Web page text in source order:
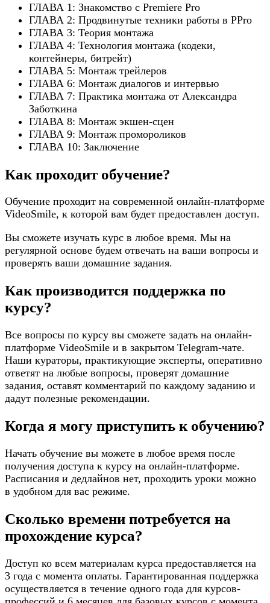
ГЛАВА 1: Знакомство с Premiere Pro
ГЛАВА 2: Продвинутые техники работы в PPro
ГЛАВА 3: Теория монтажа
ГЛАВА 4: Технология монтажа (кодеки,
контейнеры, битрейт)
ГЛАВА 5: Монтаж трейлеров
ГЛАВА 6: Монтаж диалогов и интервью
ГЛАВА 7: Практика монтажа от Александра
Заботкина
ГЛАВА 8: Монтаж экшен-сцен
ГЛАВА 9: Монтаж промороликов
ГЛАВА 10: Заключение
Как проходит обучение?
Обучение проходит на современной онлайн-платформе
VideoSmile, к которой вам будет предоставлен доступ.
Вы сможете изучать курс в любое время. Мы на
регулярной основе будем отвечать на ваши вопросы и
проверять ваши домашние задания.
Как производится поддержка по
курсу?
Все вопросы по курсу вы сможете задать на онлайн-
платформе VideoSmile и в закрытом Telegram-чате.
Наши кураторы, практикующие эксперты, оперативно
ответят на любые вопросы, проверят домашние
задания, оставят комментарий по каждому заданию и
дадут полезные рекомендации.
Когда я могу приступить к обучению?
Начать обучение вы можете в любое время после
получения доступа к курсу на онлайн-платформе.
Расписания и дедлайнов нет, проходить уроки можно
в удобном для вас режиме.
Сколько времени потребуется на
прохождение курса?
Доступ ко всем материалам курса предоставляется на
3 года с момента оплаты. Гарантированная поддержка
осуществляется в течение одного года для курсов-